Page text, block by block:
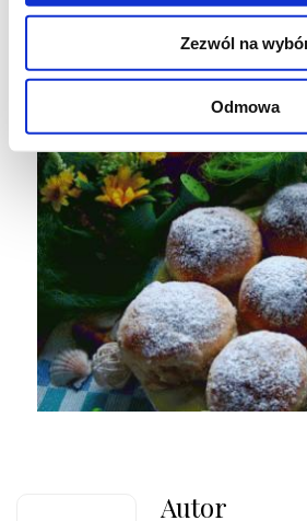
Zezwól na
Odmowa
Autor